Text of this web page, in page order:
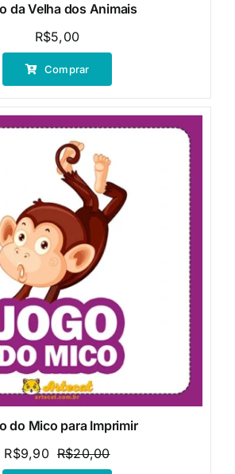
da Velha dos Animais
R$5,00
Comprar
do Mico para Imprimir
R$20,00O
R$9,90
O